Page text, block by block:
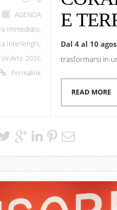
AGENDA
Immediato,
Interlenghi,
VinArte 2026
Permalink
E
Dal 4 al 10
trasformarsi in
READ MORE